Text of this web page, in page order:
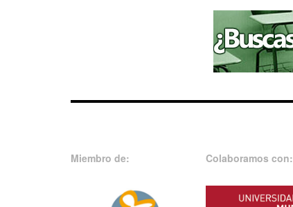
Miembro de: Colaboramos con: